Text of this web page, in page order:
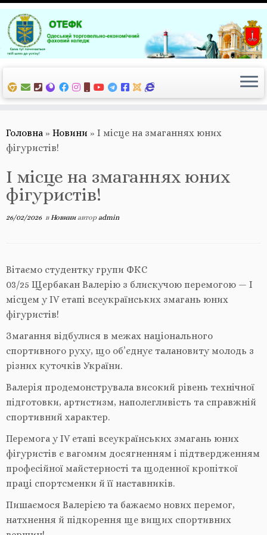
Перейти
до
вмісту
Головна » Новини » І місце на змаганнях юних
фігуристів!
І місце на змаганнях юних
фігуристів!
26/02/2026в Новиниавторadmin
Вітаємо студентку групи ФКС
03/25 Щербакан Валерію з блискучою перемогою — І
місцем у IV етапі всеукраїнських змагань юних
фігуристів!
Змагання відбулися в межах національного
спортивного руху, що об’єднує талановиту молодь з
різних куточків України.
Валерія продемонструвала високий рівень технічної
підготовки, артистизм, наполегливість та справжній
спортивний характер.
Перемога у IV етапі всеукраїнських змагань юних
фігуристів є вагомим досягненням і підтвердженням
професійної майстерності та щоденної кропіткої
праці спортсменки й її наставників.
Пишаємося Валерією та бажаємо нових перемог,
натхнення й підкорення ще вищих спортивних